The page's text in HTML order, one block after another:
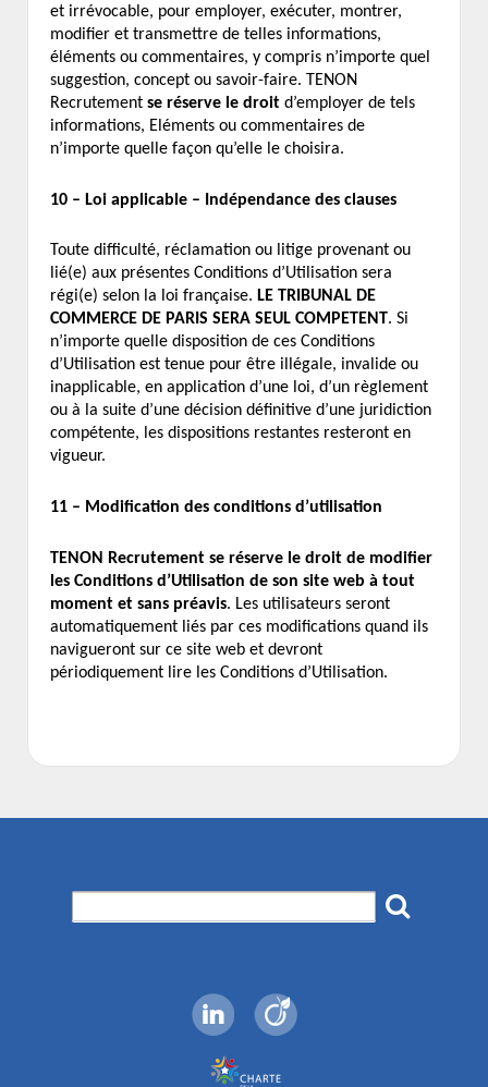
et irrévocable, pour employer, exécuter, montrer,
modifier et transmettre de telles informations,
éléments ou commentaires, y compris n’importe quel
suggestion, concept ou savoir-faire. TENON
Recrutement se réserve le droit d’employer de tels
informations, Eléments ou commentaires de
n’importe quelle façon qu’elle le choisira.
10 – Loi applicable – Indépendance des clauses
Toute difficulté, réclamation ou litige provenant ou
lié(e) aux présentes Conditions d’Utilisation sera
régi(e) selon la loi française. LE TRIBUNAL DE
COMMERCE DE PARIS SERA SEUL COMPETENT. Si
n’importe quelle disposition de ces Conditions
d’Utilisation est tenue pour être illégale, invalide ou
inapplicable, en application d’une loi, d’un règlement
ou à la suite d’une décision définitive d’une juridiction
compétente, les dispositions restantes resteront en
vigueur.
11 – Modification des conditions d’utilisation
TENON Recrutement se réserve le droit de modifier
les Conditions d’Utilisation de son site web à tout
moment et sans préavis. Les utilisateurs seront
automatiquement liés par ces modifications quand ils
navigueront sur ce site web et devront
périodiquement lire les Conditions d’Utilisation.
Search